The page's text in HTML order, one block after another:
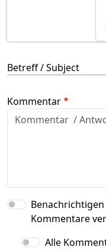
Betreff / Subject
Kommentar
Kommentare
Alle